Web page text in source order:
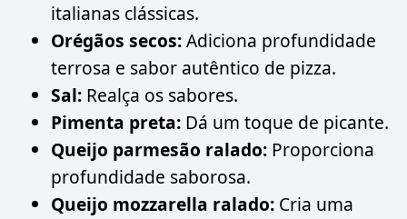
italianas clássicas.
Orégãos secos:Adiciona profundidade
terrosa e sabor autêntico de pizza.
Sal: Realça os sabores.
Pimenta preta: Dá um toque de picante.
Queijo parmesão ralado: Proporciona
profundidade saborosa.
Queijo mozzarella ralado: Cria uma